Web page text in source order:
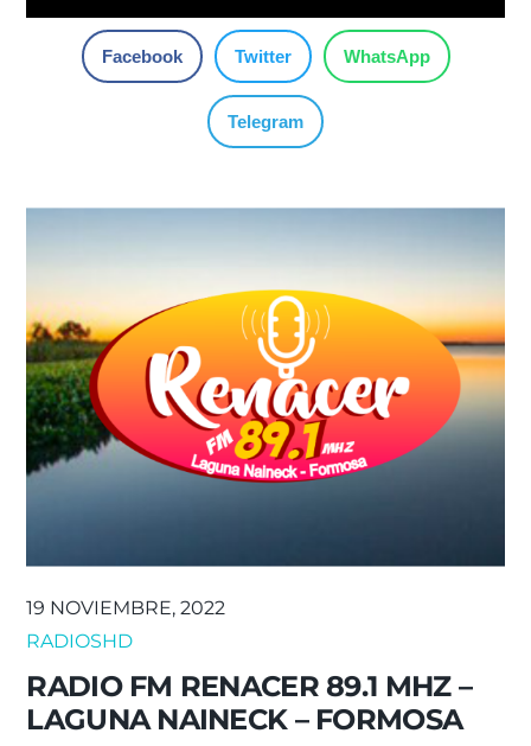
Facebook Twitter WhatsApp
Telegram
19 NOVIEMBRE, 2022
RADIOSHD
RADIO FM RENACER 89.1 MHZ –
LAGUNA NAINECK – FORMOSA